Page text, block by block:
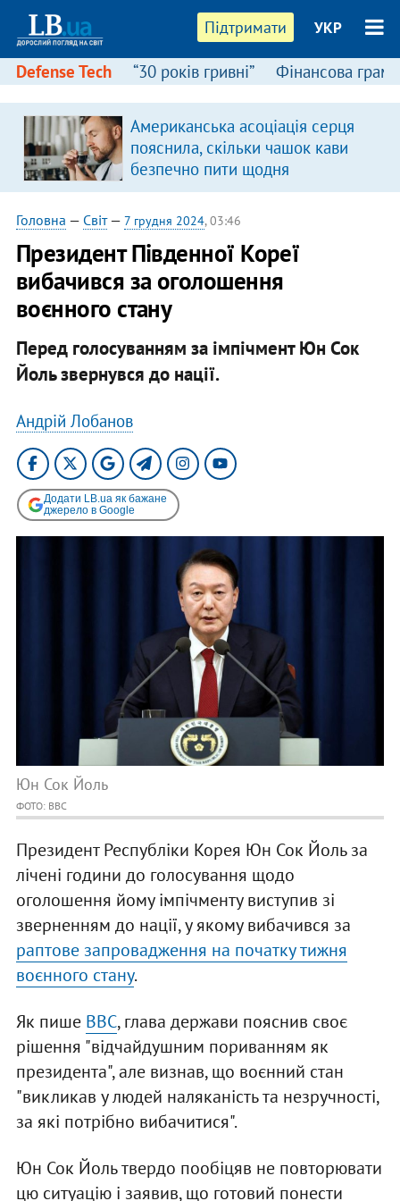
Підтримати УКР
Defense Tech “30 років гривні” Фінансова
Американська асоціація серця
пояснила, скільки чашок кави
безпечно пити щодня
Головна — Світ— 7 грудня 2024, 03:46
Президент Південної Кореї
вибачився за оголошення
воєнного стану
Перед голосуванням за імпічмент Юн Сок
Йоль звернувся до нації.
Андрій Лобанов
Додати LB.ua як бажане
джерело в Google
Юн Сок Йоль
ФОТО: BBC
Президент Республіки Корея Юн Сок Йоль за
лічені години до голосування щодо
оголошення йому імпічменту виступив зі
зверненням до нації, у якому вибачився за
раптове запровадження на початку тижня
воєнного стану.
Як пише BBC, глава держави пояснив своє
рішення "відчайдушним пориванням як
президента", але визнав, що воєнний стан
"викликав у людей наляканість та незручності,
за які потрібно вибачитися".
Юн Сок Йоль твердо пообіцяв не повторювати
цю ситуацію і заявив, що готовий понести